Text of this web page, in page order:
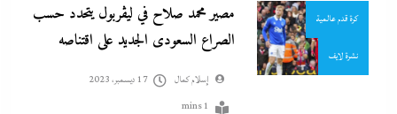
كرة قدم عالمية
نشرة لايف
مصير محمد صلاح في ليڤربول يتحدد حسب
الصراع السعودى الجديد على اقتناصه
إسلام كمال
17 ديسمبر، 2023
1 mins